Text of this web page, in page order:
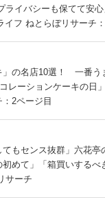
イバシーも保てて安心
イフ ねとらぼリサーチ
」の名店10選！ 一番う
コレーションケーキの日
2ページ目
てもセンス抜群」六花亭
めて」「箱買いするべ
サーチ